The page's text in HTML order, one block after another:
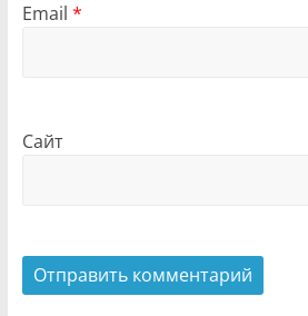
Email *
Сайт